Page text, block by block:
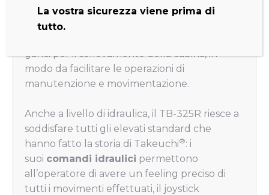
da 3,5T, in quanto le sue dimensioni sono
ridotte per la categoria a cui appartiene.
ganci per il sollevamento della cabina, in
modo da facilitare le operazioni di
manutenzione e movimentazione.
Anche a livello di idraulica, il TB-325R riesce a
soddisfare tutti gli elevati standard che
hanno fatto la storia di Takeuchi®: i
suoi comandi idraulici permettono
all’operatore di avere un feeling preciso di
tutti i movimenti effettuati, il joystick
La vostra sicurezza viene prima di
tutto.